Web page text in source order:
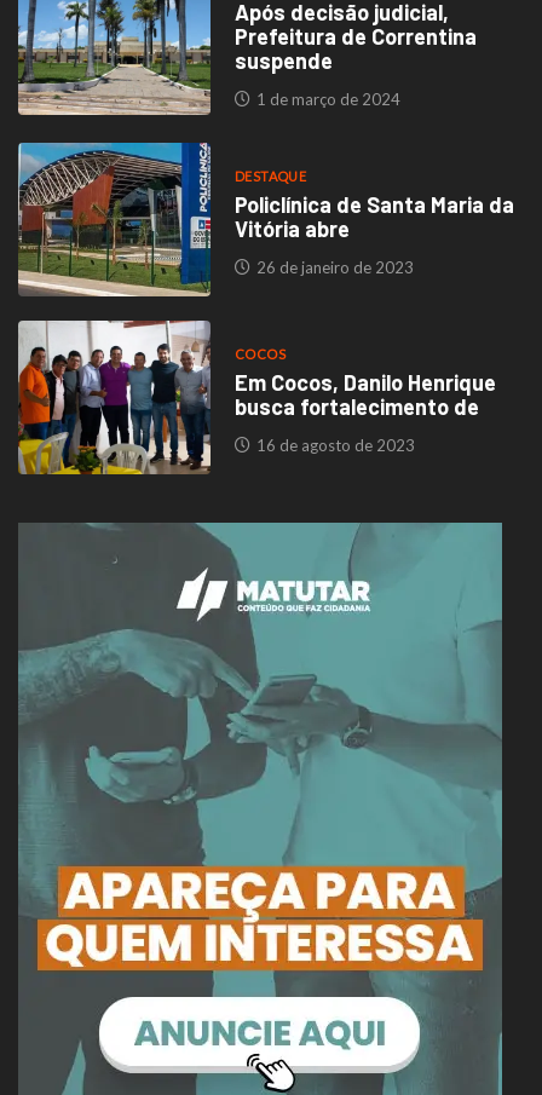
Após decisão judicial,
Prefeitura de Correntina
suspende
1 de março de 2024
DESTAQUE
Policlínica de Santa Maria da
Vitória abre
26 de janeiro de 2023
COCOS
Em Cocos, Danilo Henrique
busca fortalecimento de
16 de agosto de 2023